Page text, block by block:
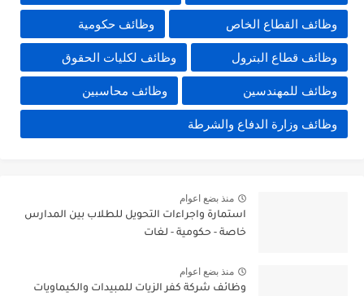
وظائف القطاع الخاص وظائف حكومية
وظائف قطاع البترول وظائف لكليات الحقوق
وظائف للمهندسين وظائف محاسبين
وظائف وزارة الدفاع والشرطة
منذ بضع اعوام
استمارة واجراءات التحويل للطلاب بين المدارس
خاصة - حكومية - لغات
منذ بضع اعوام
وظائف شركة كفر الزيات للمبيدات والكيماويات